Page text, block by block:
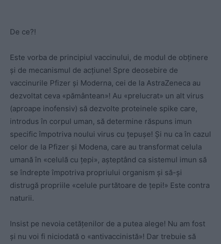
De ce?!
Este vorba de principiul vaccinului, de modul de obținere
și de mecanismul de acțiune! Spre deosebire de
vaccinurile Pfizer și Moderna, cei de la AstraZeneca au
dezvoltat ceva «pământean»! Au «prelucrat» un alt virus
(aproape inofensiv) să dezvolte proteinele spike care,
introdus în corpul uman, să determine răspuns imun
specific împotriva noului virus cu țepușe! Și nu ca în cazul
celor de la Pfizer și Modena, care au transformat celula
umană în «celulă cu țepi», așteptând ca sistemul imun să
se îndrepte împotriva propriului organism și să-și
distrugă propriile «celule purtătoare de țepi!» Este contra
naturii.
Insist pe nevoia cetățenilor de a putea alege! Nu am fost
și nu voi fi niciodată o «antivaccinistă»! Dar trebuie să